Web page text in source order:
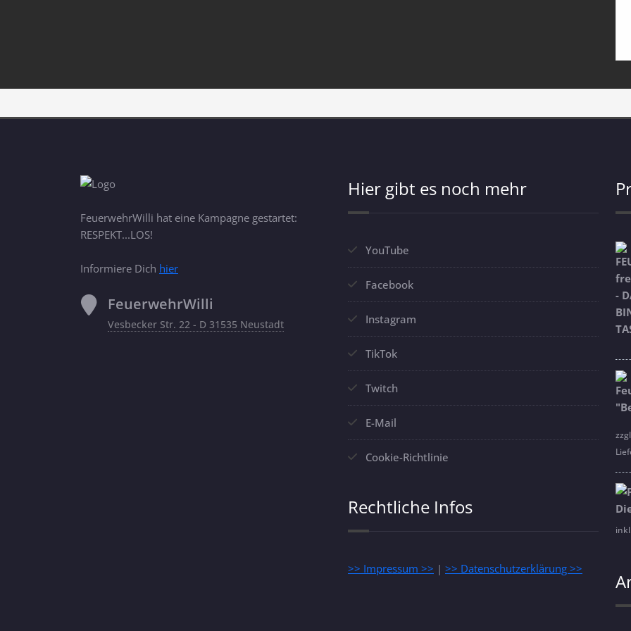
FeuerwehrWilli hat eine Kampagne gestartet:
RESPEKT...LOS!
Informiere Dich hier
FeuerwehrWilli
Vesbecker Str. 22 - D 31535 Neustadt
Hier gibt es noch mehr
YouTube
Facebook
Instagram
TikTok
Twitch
E-Mail
Cookie-Richtlinie
Rechtliche Infos
>> Impressum >> | >> Datenschutzerklärung >>